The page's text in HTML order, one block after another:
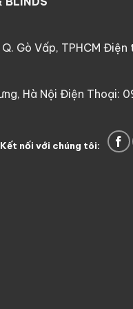
Gò Vấp, TPHCM Điện
Hà Nội Điện Thoại:
Kết nối với chúng tôi: